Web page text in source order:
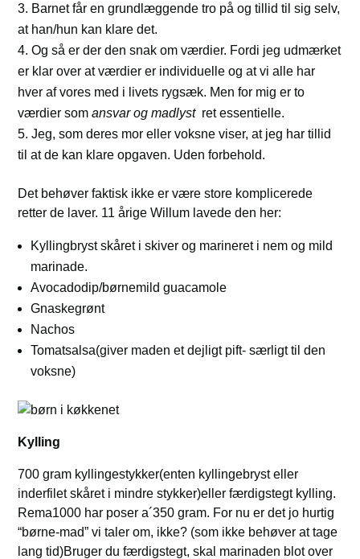
Barnet får en grundlæggende tro på og tillid til sig selv,
at han/hun kan klare det.
Og så er der den snak om værdier. Fordi jeg udmærket
er klar over at værdier er individuelle og at vi alle har
hver af vores med i livets rygsæk. Men for mig er to
værdier som ansvar og madlyst ret essentielle.
Jeg, som deres mor eller voksne viser, at jeg har tillid
til at de kan klare opgaven. Uden forbehold.
Det behøver faktisk ikke er være store komplicerede
retter de laver. 11 årige Willum lavede den her:
Kyllingbryst skåret i skiver og marineret i nem og mild
marinade.
Avocadodip/børnemild guacamole
Gnaskegrønt
Nachos
Tomatsalsa(giver maden et dejligt pift- særligt til den
voksne)
Kylling
700 gram kyllingestykker(enten kyllingebryst eller
inderfilet skåret i mindre stykker)eller færdigstegt kylling.
Rema1000 har poser a´350 gram. For nu er det jo hurtig
“børne-mad” vi taler om, ikke? (som ikke behøver at tage
lang tid)Bruger du færdigstegt, skal marinaden blot over